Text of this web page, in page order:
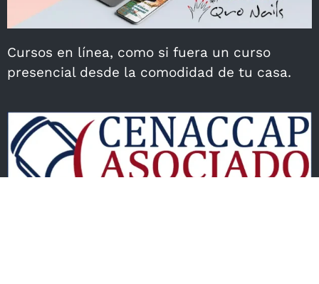
Cursos en línea, como si fuera un curso
presencial desde la comodidad de tu casa.